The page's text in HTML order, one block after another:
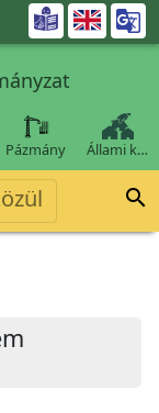

Pázmány Állami k…
